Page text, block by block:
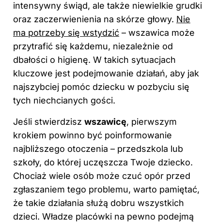
intensywny świąd, ale także niewielkie grudki
oraz zaczerwienienia na skórze głowy. Nie
ma potrzeby się wstydzić – wszawica może
przytrafić się każdemu, niezależnie od
dbałości o higienę. W takich sytuacjach
kluczowe jest podejmowanie działań, aby jak
najszybciej pomóc dziecku w pozbyciu się
tych niechcianych gości.
Jeśli stwierdzisz wszawicę, pierwszym
krokiem powinno być poinformowanie
najbliższego otoczenia – przedszkola lub
szkoły, do której uczęszcza Twoje dziecko.
Chociaż wiele osób może czuć opór przed
zgłaszaniem tego problemu, warto pamiętać,
że takie działania służą dobru wszystkich
dzieci. Władze placówki na pewno podejmą